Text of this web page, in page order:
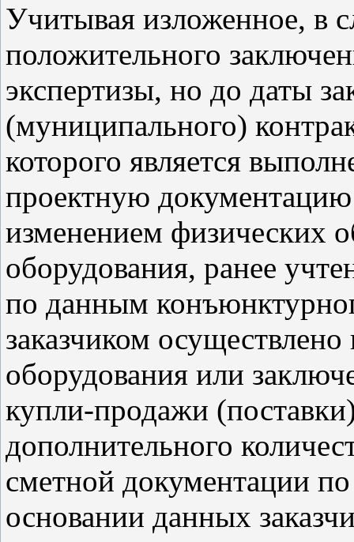
Учитывая изложенное, в
положительного
экспертизы, но до даты
(муниципального)
которого является
проектную документацию
изменением физических
оборудования, ранее
по данным
заказчиком
оборудования или
купли-продажи
дополнительного
сметной документации
основании данных